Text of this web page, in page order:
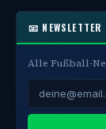
📧 NEWSLETTER
Alle Fußball-